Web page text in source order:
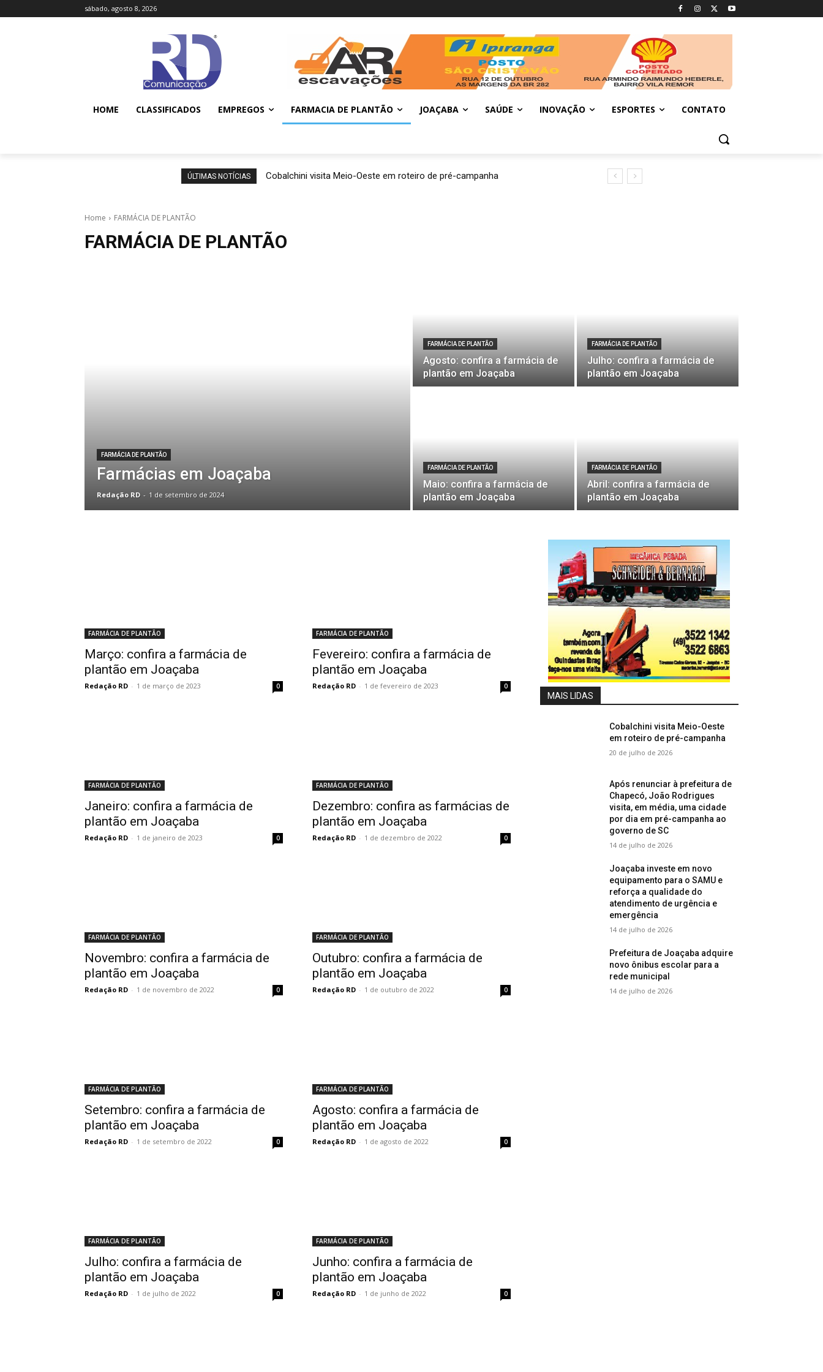
sábado, agosto 8, 2026
HOME CLASSIFICADOS EMPREGOS FARMACIA DE PLANTÃO JOAÇABA SAÚDE INOVAÇÃO ESPORTES CONTATO
ÚLTIMAS NOTÍCIAS Cobalchini visita Meio-Oeste em roteiro de pré-campanha
Home FARMÁCIA DE PLANTÃO
FARMÁCIA DE PLANTÃO
FARMÁCIA DE PLANTÃO
Farmácias em Joaçaba
Redação RD - 1 de setembro de 2024
FARMÁCIA DE PLANTÃO
Agosto: confira a farmácia de
plantão em Joaçaba
FARMÁCIA DE PLANTÃO
Julho: confira a farmácia de
plantão em Joaçaba
FARMÁCIA DE PLANTÃO
Maio: confira a farmácia de
plantão em Joaçaba
FARMÁCIA DE PLANTÃO
Abril: confira a farmácia de
plantão em Joaçaba
FARMÁCIA DE PLANTÃO
Março: confira a farmácia de
plantão em Joaçaba
Redação RD - 1 de março de 2023 0
FARMÁCIA DE PLANTÃO
Fevereiro: confira a farmácia de
plantão em Joaçaba
Redação RD - 1 de fevereiro de 2023 0
FARMÁCIA DE PLANTÃO
Janeiro: confira a farmácia de
plantão em Joaçaba
Redação RD - 1 de janeiro de 2023 0
FARMÁCIA DE PLANTÃO
Dezembro: confira as farmácias de
plantão em Joaçaba
Redação RD - 1 de dezembro de 2022 0
FARMÁCIA DE PLANTÃO
Novembro: confira a farmácia de
plantão em Joaçaba
Redação RD - 1 de novembro de 2022 0
FARMÁCIA DE PLANTÃO
Outubro: confira a farmácia de
plantão em Joaçaba
Redação RD - 1 de outubro de 2022 0
FARMÁCIA DE PLANTÃO
Setembro: confira a farmácia de
plantão em Joaçaba
Redação RD - 1 de setembro de 2022 0
FARMÁCIA DE PLANTÃO
Agosto: confira a farmácia de
plantão em Joaçaba
Redação RD - 1 de agosto de 2022 0
FARMÁCIA DE PLANTÃO
Julho: confira a farmácia de
plantão em Joaçaba
Redação RD - 1 de julho de 2022 0
FARMÁCIA DE PLANTÃO
Junho: confira a farmácia de
plantão em Joaçaba
Redação RD - 1 de junho de 2022 0
MAIS LIDAS
Cobalchini visita Meio-Oeste
em roteiro de pré-campanha
20 de julho de 2026
Após renunciar à prefeitura de
Chapecó, João Rodrigues
visita, em média, uma cidade
por dia em pré-campanha ao
governo de SC
14 de julho de 2026
Joaçaba investe em novo
equipamento para o SAMU e
reforça a qualidade do
atendimento de urgência e
emergência
14 de julho de 2026
Prefeitura de Joaçaba adquire
novo ônibus escolar para a
rede municipal
14 de julho de 2026